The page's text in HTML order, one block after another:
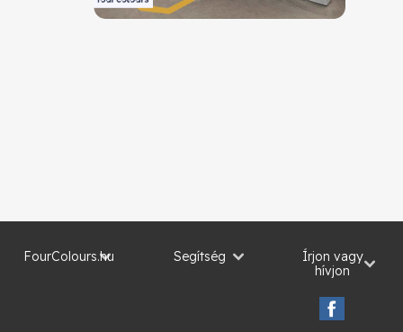
FourColours.hu Segítség
Írjon vagy
hívjon